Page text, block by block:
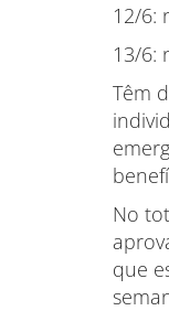
12/6:
13/6:
Têm
No
que